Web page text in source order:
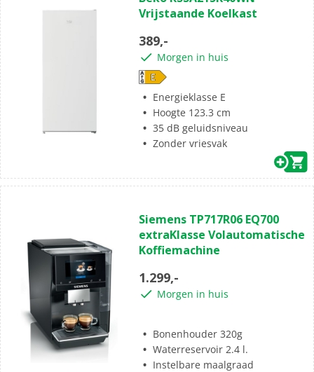
Vrijstaande Koelkast
389,-
Morgen in huis
Energieklasse E
Hoogte 123.3 cm
35 dB geluidsniveau
Zonder vriesvak
Siemens TP717R06 EQ700
extraKlasse Volautomatische
Koffiemachine
1.299,-
Morgen in huis
Bonenhouder 320g
Waterreservoir 2.4 l.
Instelbare maalgraad